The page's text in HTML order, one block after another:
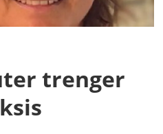
trenger